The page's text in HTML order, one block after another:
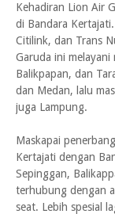
Kehadiran Lion Air
di Bandara
Citilink, dan Trans
Garuda ini
Balikpapan, dan
dan Medan, lalu
juga Lampung.
Maskapai
Kertajati dengan
Sepinggan,
terhubung dengan
seat. Lebih spesial